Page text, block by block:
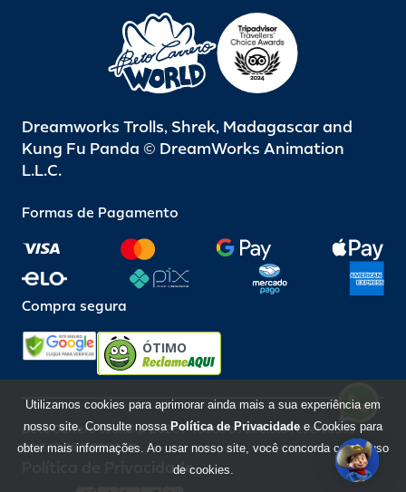
Dreamworks Trolls, Shrek, Madagascar and
Kung Fu Panda © DreamWorks Animation
L.L.C.
Formas de Pagamento
Compra segura
ÓTIMO
Beto Carrero World @ 2026 / Todos os direitos reservados
85.248.987/0001-10
Política de Privacidade
Utilizamos cookies para aprimorar ainda mais a sua experiência em
nosso site. Consulte nossa Política de Privacidade e Cookies para
obter mais informações. Ao usar nosso site, você concorda com o uso
de cookies.